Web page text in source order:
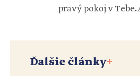
pravý pokoj v Tebe.
Ďalšie články+